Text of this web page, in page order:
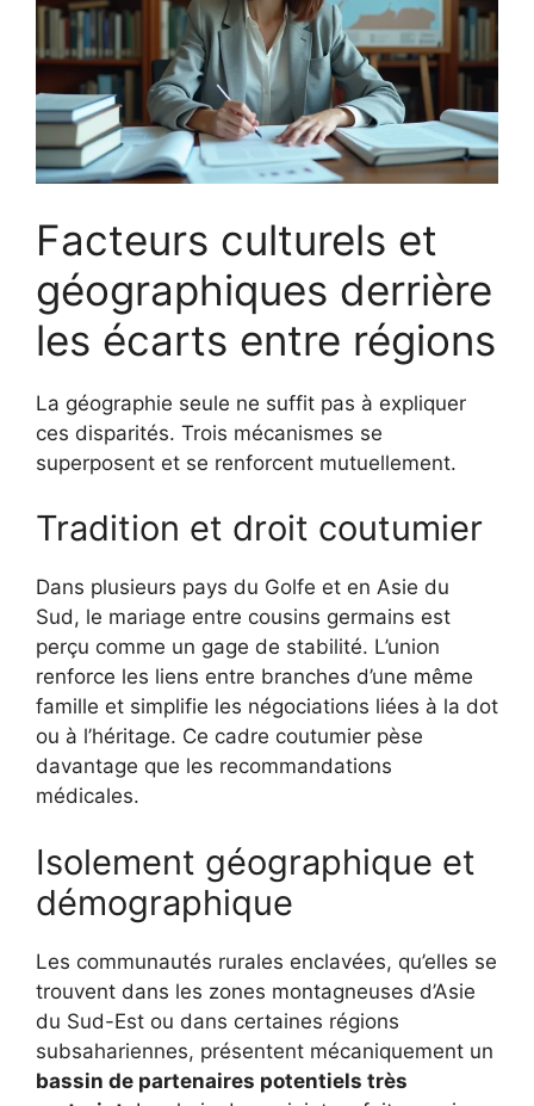
Facteurs culturels et
géographiques derrière
les écarts entre régions
La géographie seule ne suffit pas à expliquer
ces disparités. Trois mécanismes se
superposent et se renforcent mutuellement.
Tradition et droit coutumier
Dans plusieurs pays du Golfe et en Asie du
Sud, le mariage entre cousins germains est
perçu comme un gage de stabilité. L’union
renforce les liens entre branches d’une même
famille et simplifie les négociations liées à la dot
ou à l’héritage. Ce cadre coutumier pèse
davantage que les recommandations
médicales.
Isolement géographique et
démographique
Les communautés rurales enclavées, qu’elles se
trouvent dans les zones montagneuses d’Asie
du Sud-Est ou dans certaines régions
subsahariennes, présentent mécaniquement un
bassin de partenaires potentiels très